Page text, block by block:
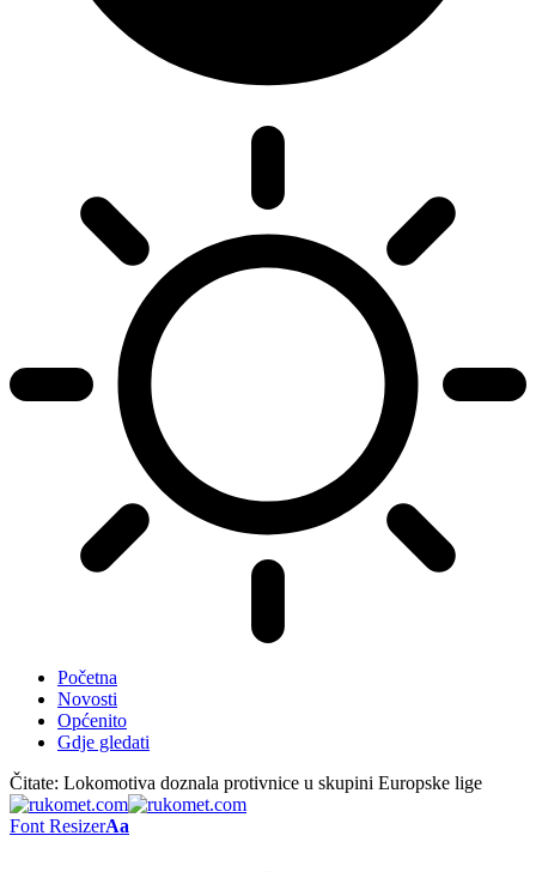
Početna
Novosti
Općenito
Gdje gledati
Čitate: Lokomotiva doznala protivnice u skupini Europske lige
Font ResizerAa